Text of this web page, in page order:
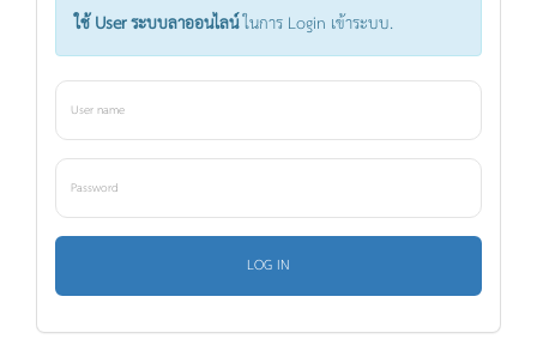
ใช้ User ระบบลาออนไลน์ในการ Login เข้าระบบ.